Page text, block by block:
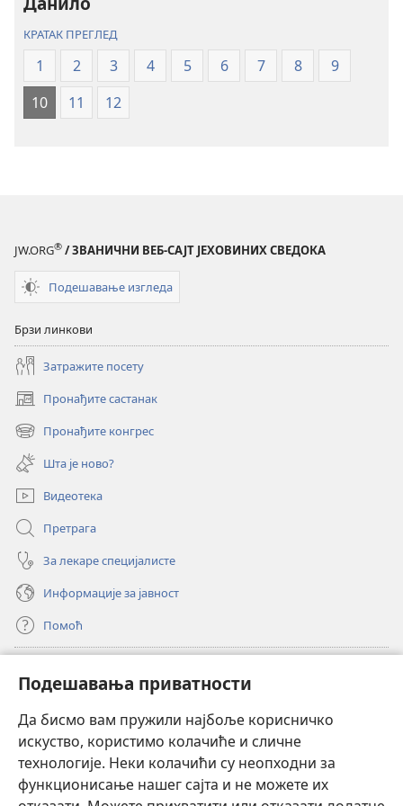
Подешавања приватности
Да бисмо вам пружили најбоље корисничко
искуство, користимо колачиће и сличне
технологије. Неки колачићи су неопходни за
функционисање нашег сајта и не можете их
(ревидирано
издање
(ревидирано
издање
КРАТАК ПРЕГЛЕД
1 2 3 4 5 6 7 8
9
10
11 12
JW.ORG® / ЗВАНИЧНИ ВЕБ-САЈТ ЈЕХОВИНИХ СВЕДОКА
Подешавање изгледа
Брзи линкови
Затражите посету
Пронађите састанак
(отвара
нови
прозор)
Пронађите конгрес
(отвара
нови
прозор)
Шта је ново?
Видеотека
Претрага
За лекаре специјалисте
Информације за јавност
Помоћ
(отвара
нови
прозор)ОНЛАЈН БИБЛИОТЕКА Watchtower
(отвара
нови
прозор)JW Hub®
(отвара
нови
JW Library